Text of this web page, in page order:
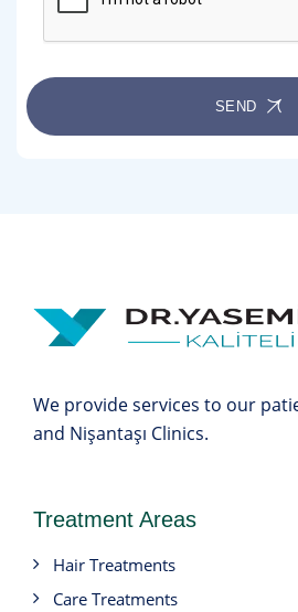
SEND
We provide services to our
and Nişantaşı Clinics.
Treatment Areas
Hair Treatments
Care Treatments